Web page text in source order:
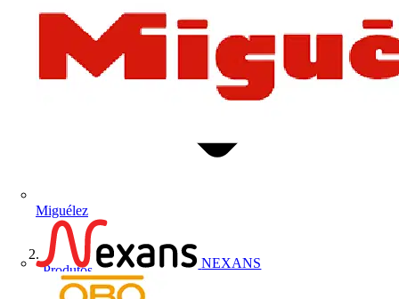
Miguélez
NEXANS
Produtos